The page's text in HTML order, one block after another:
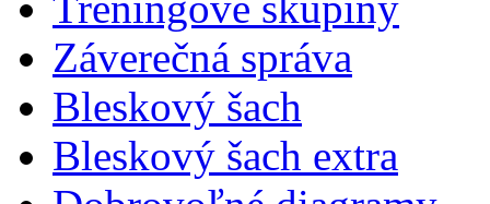
Záverečná správa
Bleskový šach
Bleskový šach extra